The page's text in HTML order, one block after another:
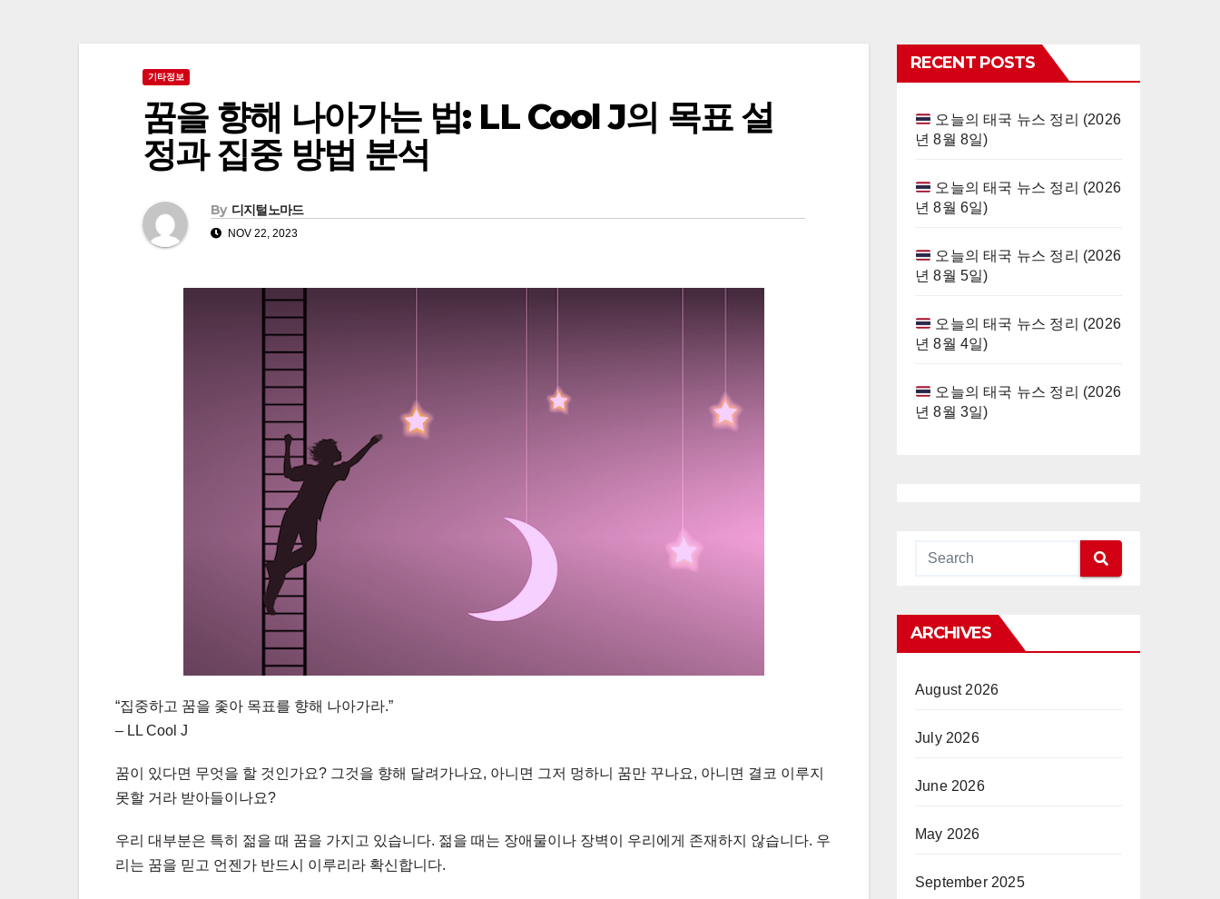
기타정보
꿈을 향해 나아가는 법: LL Cool J의 목표 설
정과 집중 방법 분석
By 디지털노마드
NOV 22, 2023
“집중하고 꿈을 좇아 목표를 향해 나아가라.”
– LL Cool J
꿈이 있다면 무엇을 할 것인가요? 그것을 향해 달려가나요, 아니면 그저 멍하니 꿈만 꾸나요, 아니면 결코 이루지
못할 거라 받아들이나요?
우리 대부분은 특히 젊을 때 꿈을 가지고 있습니다. 젊을 때는 장애물이나 장벽이 우리에게 존재하지 않습니다. 우
리는 꿈을 믿고 언젠가 반드시 이루리라 확신합니다.
RECENT POSTS
오늘의 태국 뉴스 정리 (2026
년 8월 8일)
오늘의 태국 뉴스 정리 (2026
년 8월 6일)
오늘의 태국 뉴스 정리 (2026
년 8월 5일)
오늘의 태국 뉴스 정리 (2026
년 8월 4일)
오늘의 태국 뉴스 정리 (2026
년 8월 3일)
ARCHIVES
August 2026
July 2026
June 2026
May 2026
September 2025